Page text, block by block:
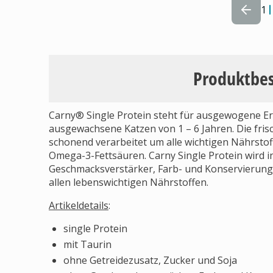
1
Carny® Single Protein steht für ausgewogene
ausgewachsene Katzen von 1 – 6 Jahren. Die
schonend verarbeitet um alle wichtigen
Omega-3-Fettsäuren. Carny Single Protein wird
Geschmacksverstärker, Farb- und
allen lebenswichtigen Nährstoffen.
Artikeldetails:
single Protein
mit Taurin
ohne Getreidezusatz, Zucker und Soja